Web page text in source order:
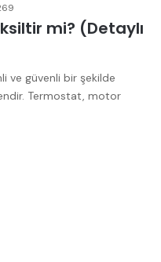
mi? (Detaylı
ve güvenli bir şekilde
Termostat, motor